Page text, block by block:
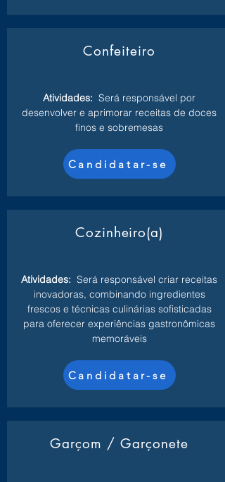
Confeiteiro
Atividades: Será responsável por
desenvolver e aprimorar receitas de doces
finos e sobremesas
Candidatar-se
Cozinheiro(a)
Atividades: Será responsável criar receitas
inovadoras, combinando ingredientes
frescos e técnicas culinárias sofisticadas
para oferecer experiências gastronômicas
memoráveis
Candidatar-se
Garçom / Garçonete